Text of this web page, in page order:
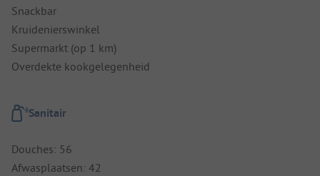
Snackbar
Kruidenierswinkel
Supermarkt (op 1 km)
Overdekte kookgelegenheid
Sanitair
Douches: 56
Afwasplaatsen: 42